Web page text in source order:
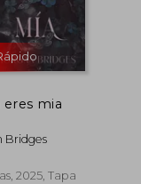
eres mia
Bridges
2025, Tapa